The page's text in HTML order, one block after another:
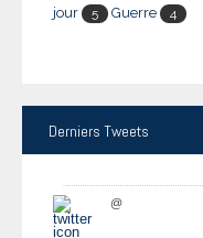
jour
5 Guerre 4
Derniers Tweets
@